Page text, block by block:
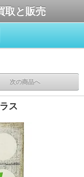
取と販売
次の商品へ
ス